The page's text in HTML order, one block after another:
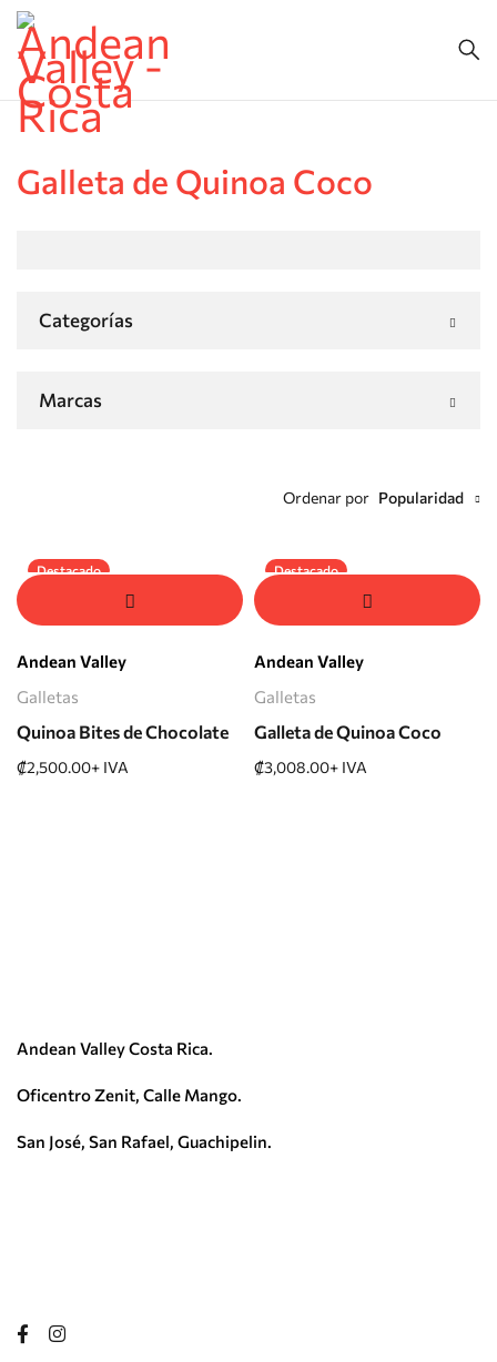
Galleta de Quinoa Coco
Categorías
Marcas
Ordenar por Popularidad
Destacado
Andean Valley
Galletas
Quinoa Bites de Chocolate
₡2,500.00+ IVA
Destacado
Andean Valley
Galletas
Galleta de Quinoa Coco
₡3,008.00+ IVA
Andean Valley Costa Rica.
Oficentro Zenit, Calle Mango.
San José, San Rafael, Guachipelin.